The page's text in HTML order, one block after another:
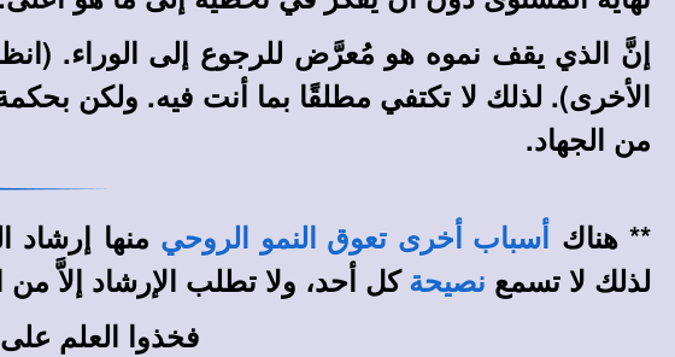
إنَّ الذي يقف نموه هو مُعرَّض للرجوع إلى الوراء.
الأخرى). لذلك لا تكتفي مطلقًا بما أنت فيه. ولكن
من الجهاد.
** هناك أسباب أخرى تعوق النمو الروحي منها
لذلك لا تسمع نصيحة كل أحد، ولا تطلب الإرشاد إلاَّ
فخذوا العلم